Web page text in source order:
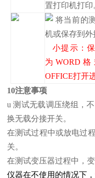
置打印机打印
将当前的
机或保存到外
小提示：
为WORD
OFFICE打开
10注意事项
u 测试无载调压绕组，
换无载分接开关。
在测试过程中或放电过
关。
在测试变压器过程中，
仪器在不使用的情况下